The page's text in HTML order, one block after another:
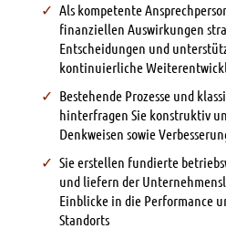
Als kompetente
finanziellen Auswirkungen
Entscheidungen und
kontinuierliche
Bestehende Prozesse und
hinterfragen Sie konstruktiv
Denkweisen sowie
Sie erstellen fundierte
und liefern der
Einblicke in die Performance
Standorts